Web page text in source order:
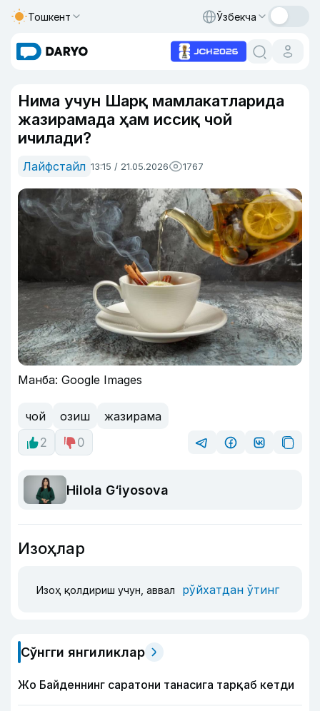
Тошкент Ўзбекча
Нима учун Шарқ мамлакатларида
жазирамада ҳам иссиқ чой
ичилади?
Лайфстайл 13:15 / 21.05.2026 1767
Манба: Google Images
чой озиш
жазирама
2
0
Hilola G‘iyosova
Изоҳлар
Изоҳ қолдириш учун, аввал рўйхатдан ўтинг
Сўнгги янгиликлар
Жо Байденнинг саратони танасига тарқаб кетди